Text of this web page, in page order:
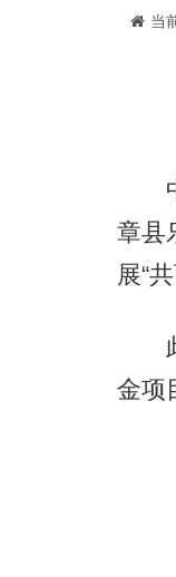
当
中
章县
展“
此
金项